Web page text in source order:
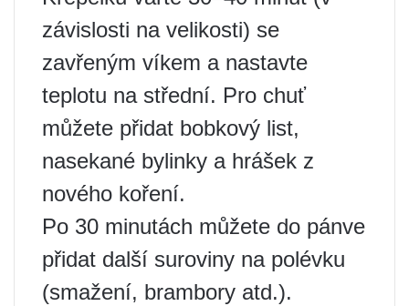
závislosti na velikosti) se
zavřeným víkem a nastavte
teplotu na střední. Pro chuť
můžete přidat bobkový list,
nasekané bylinky a hrášek z
nového koření.
Po 30 minutách můžete do pánve
přidat další suroviny na polévku
(smažení, brambory atd.).